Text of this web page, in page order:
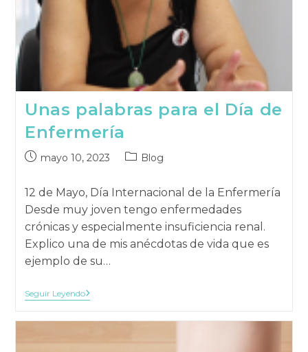
Unas palabras para el Día de
Enfermería
Publicación
mayo 10, 2023
Categoría
publicación:
Blog
12 de Mayo, Día Internacional de la Enfermería
Desde muy joven tengo enfermedades
crónicas y especialmente insuficiencia renal.
Explico una de mis anécdotas de vida que es
ejemplo de su…
Seguir LeyendoUnas
Palabras